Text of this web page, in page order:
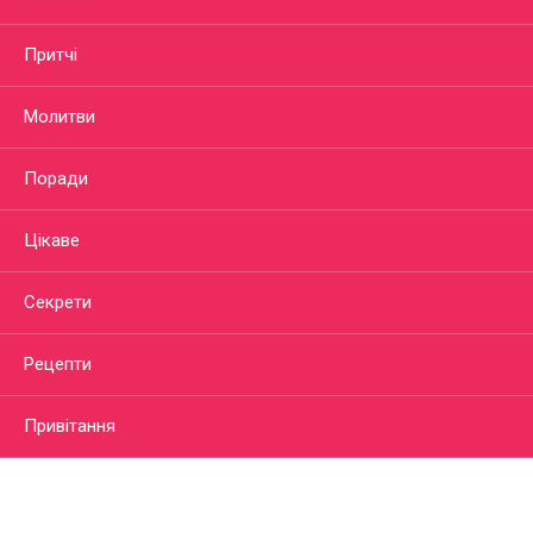
Притчі
Молитви
Поради
Цікаве
Секрети
Рецепти
Привітання